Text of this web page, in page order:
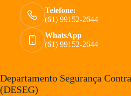
Telefone:
(61) 99152-2644
WhatsApp
(61) 99152-2644
Departamento Segurança
(DESEG)